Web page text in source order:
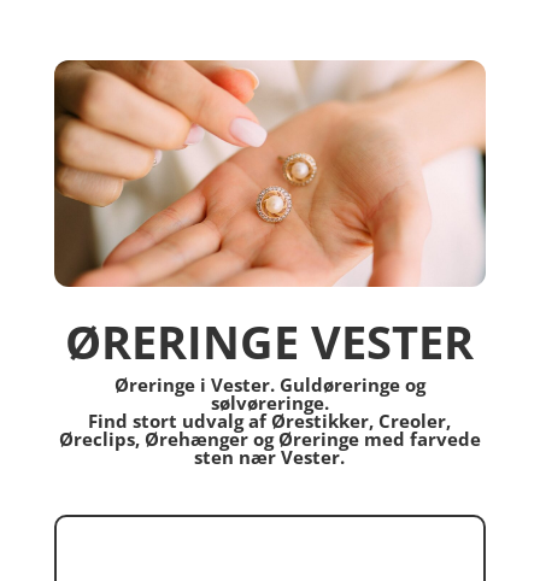
ØRERINGE VESTER
Øreringe i Vester. Guldøreringe og
sølvøreringe.
Find stort udvalg af Ørestikker, Creoler,
Øreclips, Ørehænger og Øreringe med farvede
sten nær Vester.